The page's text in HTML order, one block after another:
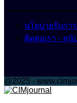
นโยบายรับกา
ติดต่อเรา - ส
@2025 -